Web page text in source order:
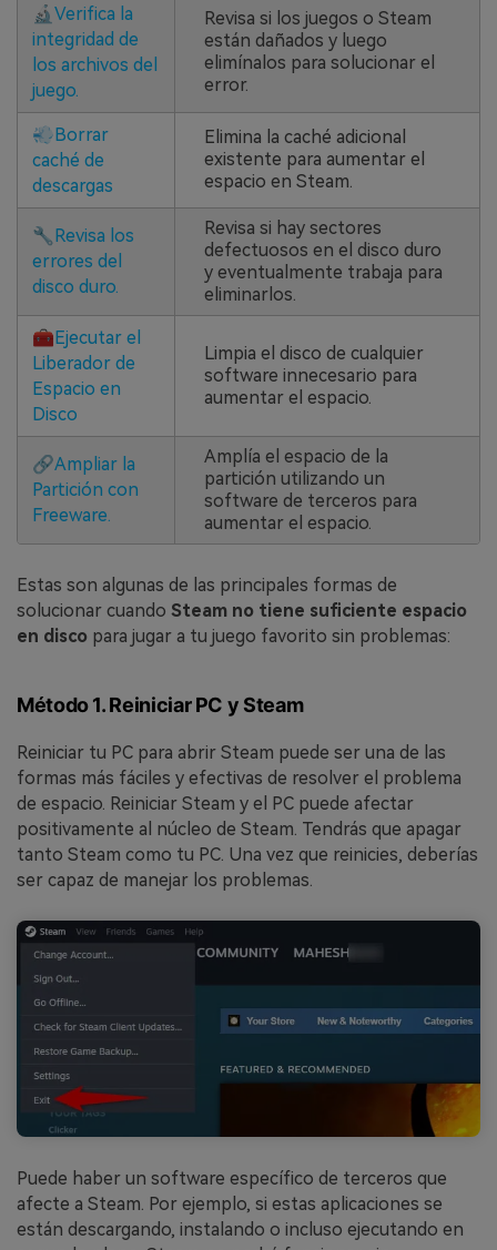
🔬 Verifica la
integridad de
los archivos del
juego.
Revisa si los juegos o Steam
están dañados y luego
elimínalos para solucionar el
error.
💨Borrar
caché de
descargas
Elimina la caché adicional
existente para aumentar el
espacio en Steam.
🔧 Revisa los
errores del
disco duro.
Revisa si hay sectores
defectuosos en el disco duro
y eventualmente trabaja para
eliminarlos.
🧰Ejecutar el
Liberador de
Espacio en
Disco
Limpia el disco de cualquier
software innecesario para
aumentar el espacio.
🔗Ampliar la
Partición con
Freeware.
Amplía el espacio de la
partición utilizando un
software de terceros para
aumentar el espacio.
Estas son algunas de las principales formas de
solucionar cuando Steam no tiene suficiente espacio
en disco para jugar a tu juego favorito sin problemas:
Método 1. Reiniciar PC y Steam
Reiniciar tu PC para abrir Steam puede ser una de las
formas más fáciles y efectivas de resolver el problema
de espacio. Reiniciar Steam y el PC puede afectar
positivamente al núcleo de Steam. Tendrás que apagar
tanto Steam como tu PC. Una vez que reinicies, deberías
ser capaz de manejar los problemas.
Puede haber un software específico de terceros que
afecte a Steam. Por ejemplo, si estas aplicaciones se
están descargando, instalando o incluso ejecutando en